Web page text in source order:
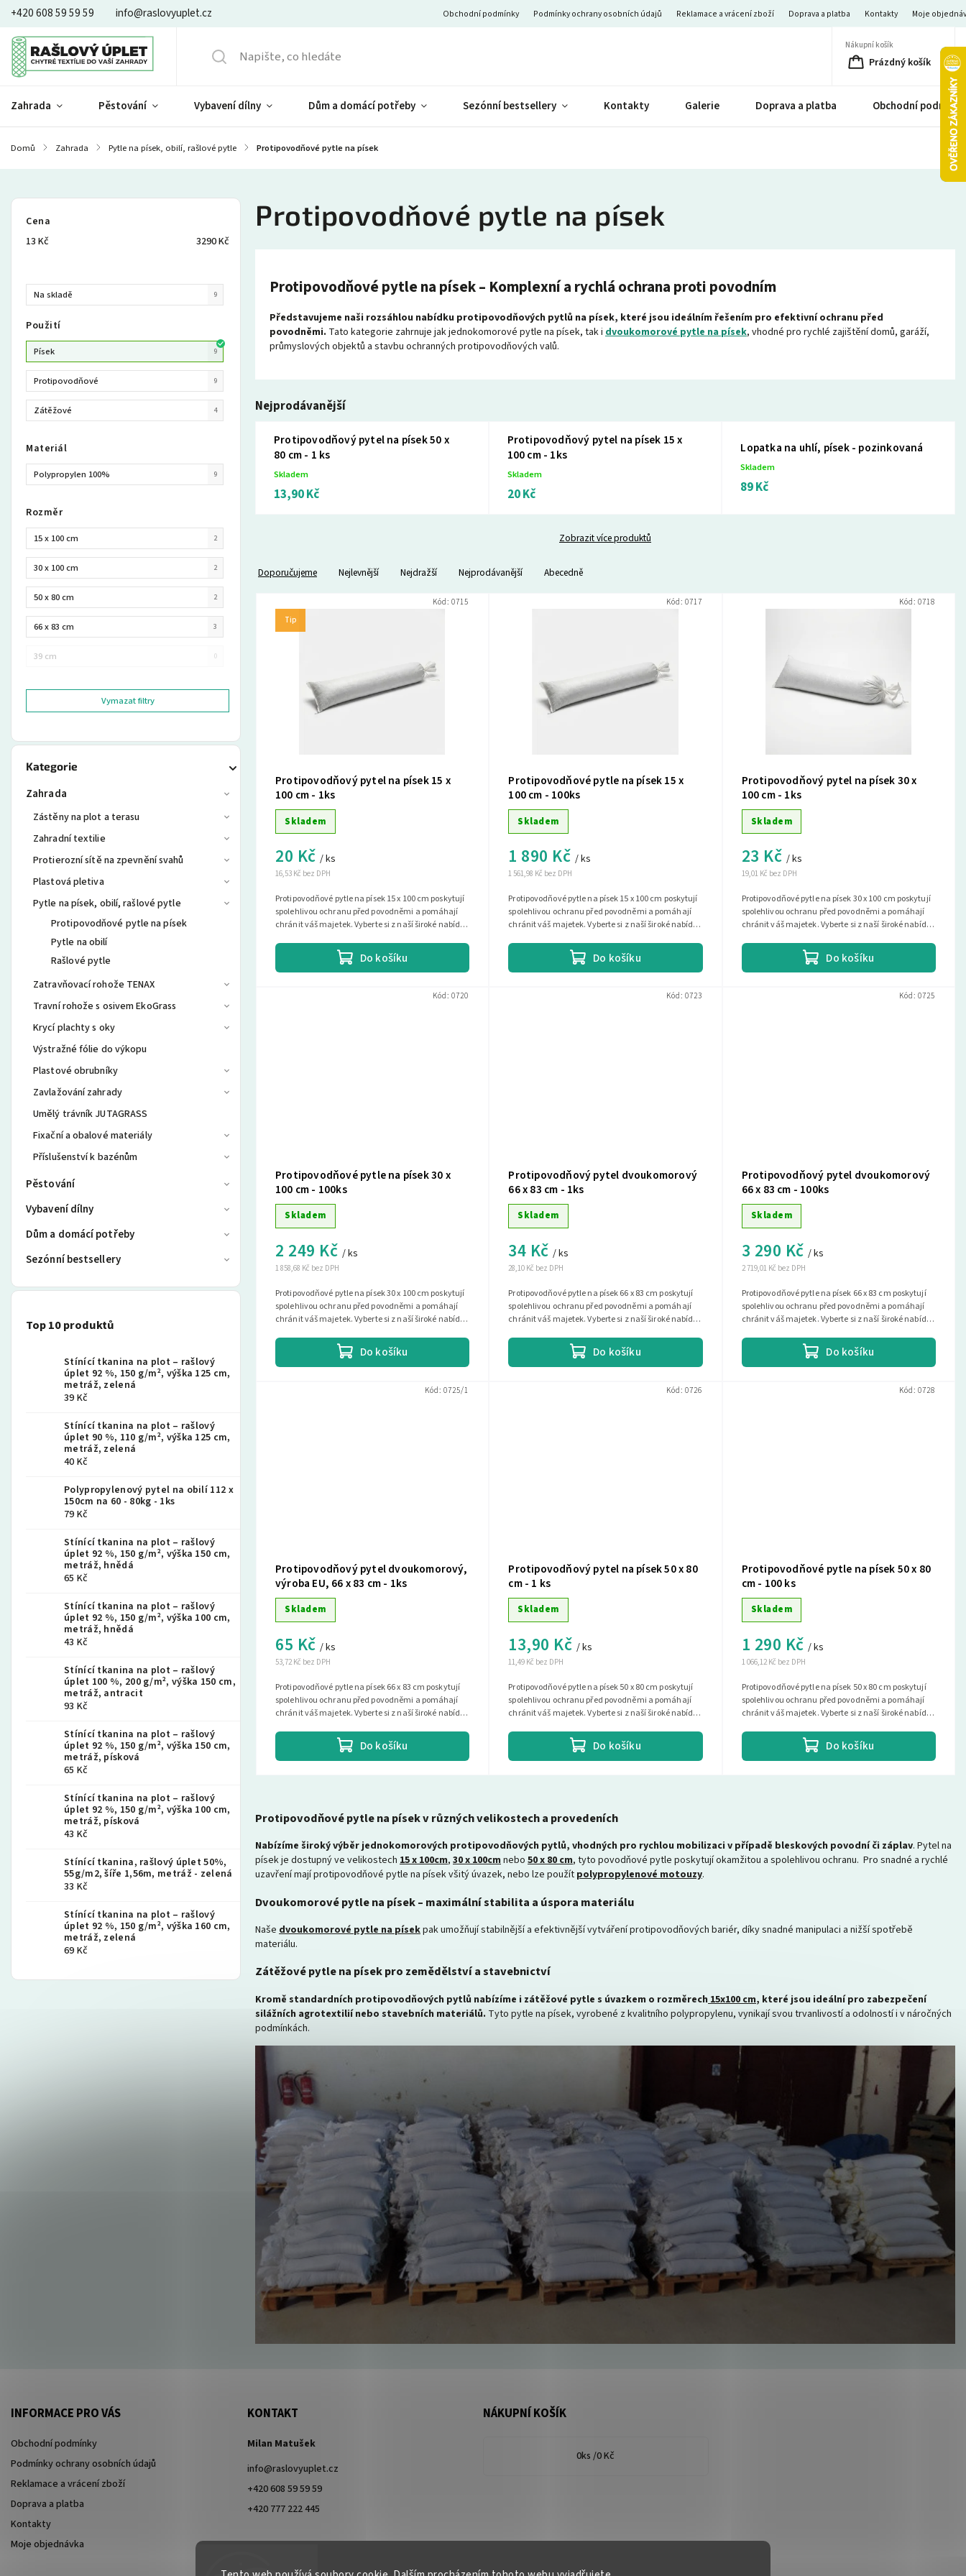
+420 608 59 59 59 info@raslovyuplet.cz Obchodní podmínky Podmínky ochrany osobních údajů Reklamace a vrácení zboží Doprava a platba Kontakty Moje
Nákupní košík
Prázdný košík
Zahrada Pěstování Vybavení dílny Dům a domácí potřeby Sezónní bestsellery Kontakty Galerie Doprava a platba Obchodní podmínky
Domů / Zahrada / Pytle na písek, obilí, rašlové pytle / Protipovodňové pytle na písek
Cena
13 Kč 3290Kč
Na skladě 9
Použití
Písek 9
Protipovodňové 9
Zátěžové 4
Materiál
Polypropylen 100% 9
Rozměr
15 x 100 cm 2
30 x 100 cm 2
50 x 80 cm 2
66 x 83 cm 3
39 cm 0
Vymazat filtry
Kategorie
Zahrada
Zástěny na plot a terasu
Zahradní textilie
Protierozní sítě na zpevnění svahů
Plastová pletiva
Pytle na písek, obilí, rašlové pytle
Protipovodňové pytle na písek
Pytle na obilí
Rašlové pytle
Zatravňovací rohože TENAX
Travní rohože s osivem EkoGrass
Krycí plachty s oky
Výstražné fólie do výkopu
Plastové obrubníky
Zavlažování zahrady
Umělý trávník JUTAGRASS
Fixační a obalové materiály
Příslušenství k bazénům
Pěstování
Vybavení dílny
Dům a domácí potřeby
Sezónní bestsellery
Top 10 produktů
Stínící tkanina na plot – rašlový
úplet 92 %, 150 g/m², výška 125 cm,
metráž, zelená
39 Kč
Stínící tkanina na plot – rašlový
úplet 90 %, 110 g/m², výška 125 cm,
metráž, zelená
40 Kč
Polypropylenový pytel na obilí 112 x
150cm na 60 - 80kg - 1ks
79 Kč
Stínící tkanina na plot – rašlový
úplet 92 %, 150 g/m², výška 150 cm,
metráž, hnědá
65 Kč
Stínící tkanina na plot – rašlový
úplet 92 %, 150 g/m², výška 100 cm,
metráž, hnědá
43 Kč
Stínící tkanina na plot – rašlový
úplet 100 %, 200 g/m², výška 150 cm,
metráž, antracit
93 Kč
Stínící tkanina na plot – rašlový
úplet 92 %, 150 g/m², výška 150 cm,
metráž, písková
65 Kč
Stínící tkanina na plot – rašlový
úplet 92 %, 150 g/m², výška 100 cm,
metráž, písková
43 Kč
Stínící tkanina, rašlový úplet 50%,
55g/m2, šíře 1,56m, metráž - zelená
33 Kč
Stínící tkanina na plot – rašlový
úplet 92 %, 150 g/m², výška 160 cm,
metráž, zelená
69 Kč
Protipovodňové pytle na písek
Protipovodňové pytle na písek – Komplexní a rychlá ochrana proti povodním
Představujeme naši rozsáhlou nabídku protipovodňových pytlů na písek, které jsou ideálním řešením pro efektivní ochranu před
povodněmi. Tato kategorie zahrnuje jak jednokomorové pytle na písek, tak i dvoukomorové pytle na písek, vhodné pro rychlé zajištění domů, garáží,
průmyslových objektů a stavbu ochranných protipovodňových valů.
Nejprodávanější
Protipovodňový pytel na písek 50 x
80 cm - 1 ks
Skladem
13,90 Kč
Protipovodňový pytel na písek 15 x
100 cm - 1ks
Skladem
20 Kč
Lopatka na uhlí, písek - pozinkovaná
Skladem
89 Kč
Zobrazit více produktů
Doporučujeme Nejlevnější Nejdražší Nejprodávanější Abecedně
Tip
Protipovodňový pytel na písek 15 x
100 cm - 1ks
Skladem
16,53 Kč bez DPH
20 Kč / ks
Do košíku
Protipovodňové pytle na písek 15 x 100 cm poskytují
spolehlivou ochranu před povodněmi a pomáhají
chránit váš majetek. Vyberte si z naší široké nabídky
Kód:0715
Protipovodňové pytle na písek 15 x
100 cm - 100ks
Skladem
1 561,98 Kč bez DPH
1 890 Kč / ks
Do košíku
Protipovodňové pytle na písek 15 x 100 cm poskytují
spolehlivou ochranu před povodněmi a pomáhají
chránit váš majetek. Vyberte si z naší široké nabídky
Kód: 0717
Protipovodňový pytel na písek 30 x
100 cm - 1ks
Skladem
19,01 Kč bez DPH
23 Kč / ks
Do košíku
Protipovodňové pytle na písek 30 x 100 cm poskytují
spolehlivou ochranu před povodněmi a pomáhají
chránit váš majetek. Vyberte si z naší široké nabídky
Kód: 0718
Protipovodňové pytle na písek 30 x
100 cm - 100ks
Skladem
1 858,68 Kč bez DPH
2 249 Kč / ks
Do košíku
Protipovodňové pytle na písek 30 x 100 cm poskytují
spolehlivou ochranu před povodněmi a pomáhají
chránit váš majetek. Vyberte si z naší široké nabídky
Kód:0720
Protipovodňový pytel dvoukomorový
66 x 83 cm - 1ks
Skladem
28,10 Kč bez DPH
34 Kč/ ks
Do košíku
Protipovodňové pytle na písek 66 x 83 cm poskytují
spolehlivou ochranu před povodněmi a pomáhají
chránit váš majetek. Vyberte si z naší široké nabídky
Kód: 0723
Protipovodňový pytel dvoukomorový
66 x 83 cm - 100ks
Skladem
2 719,01 Kč bez DPH
3 290 Kč/ ks
Do košíku
Protipovodňové pytle na písek 66 x 83 cm poskytují
spolehlivou ochranu před povodněmi a pomáhají
chránit váš majetek. Vyberte si z naší široké nabídky
Kód: 0725
Protipovodňový pytel dvoukomorový,
výroba EU, 66 x 83 cm - 1ks
Skladem
53,72 Kč bez DPH
65 Kč / ks
Do košíku
Protipovodňové pytle na písek 66 x 83 cm poskytují
spolehlivou ochranu před povodněmi a pomáhají
chránit váš majetek. Vyberte si z naší široké nabídky
Kód:0725/1
Protipovodňový pytel na písek 50 x 80
cm - 1 ks
Skladem
11,49 Kč bez DPH
13,90 Kč / ks
Do košíku
Protipovodňové pytle na písek 50 x 80 cm poskytují
spolehlivou ochranu před povodněmi a pomáhají
chránit váš majetek. Vyberte si z naší široké nabídky
Kód: 0726
Protipovodňové pytle na písek 50 x 80
cm - 100 ks
Skladem
1 066,12 Kč bez DPH
1 290 Kč/ ks
Do košíku
Protipovodňové pytle na písek 50 x 80 cm poskytují
spolehlivou ochranu před povodněmi a pomáhají
chránit váš majetek. Vyberte si z naší široké nabídky
Kód: 0728
Protipovodňové pytle na písek v různých velikostech a provedeních
Nabízíme široký výběr jednokomorových protipovodňových pytlů, vhodných pro rychlou mobilizaci v případě bleskových povodní či záplav. Pytel na
písek je dostupný ve velikostech 15 x100cm, 30 x 100cmnebo 50 x 80 cm, tyto povodňové pytle poskytují okamžitou a spolehlivou ochranu. Pro snadné a rychlé
uzavření mají protipovodňové pytle na písek všitý úvazek, nebo lze použít polypropylenové motouzy.
Dvoukomorové pytle na písek – maximální stabilita a úspora materiálu
Naše dvoukomorové pytle na písekpak umožňují stabilnější a efektivnější vytváření protipovodňových bariér, díky snadné manipulaci a nižší spotřebě
materiálu.
Zátěžové pytle na písek pro zemědělství a stavebnictví
Kromě standardních protipovodňových pytlů nabízíme i zátěžové pytle s úvazkem o rozměrech 15x100 cm, které jsou ideální pro zabezpečení
silážních agrotextilií nebo stavebních materiálů. Tyto pytle na písek, vyrobené z kvalitního polypropylenu, vynikají svou trvanlivostí a odolností i v náročných
podmínkách.
INFORMACE PRO VÁS
Obchodní podmínky
Podmínky ochrany osobních údajů
Reklamace a vrácení zboží
Doprava a platba
Kontakty
Moje objednávka
KONTAKT
Milan Matušek
info@raslovyuplet.cz
+420 608 59 59 59
+420 777 222 445
NÁKUPNÍ KOŠÍK
0ks /0 Kč